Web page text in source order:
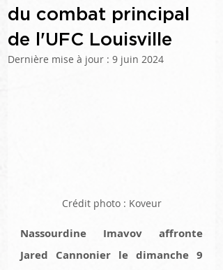
du combat principal
de l'UFC Louisville
Dernière mise à jour : 9 juin 2024
Crédit photo : Koveur
Nassourdine Imavov affronte
Jared Cannonier le dimanche 9